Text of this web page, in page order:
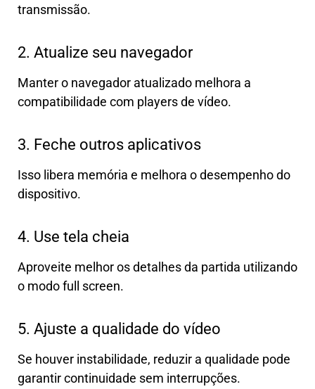
transmissão.
2. Atualize seu navegador
Manter o navegador atualizado melhora a
compatibilidade com players de vídeo.
3. Feche outros aplicativos
Isso libera memória e melhora o desempenho do
dispositivo.
4. Use tela cheia
Aproveite melhor os detalhes da partida utilizando
o modo full screen.
5. Ajuste a qualidade do vídeo
Se houver instabilidade, reduzir a qualidade pode
garantir continuidade sem interrupções.